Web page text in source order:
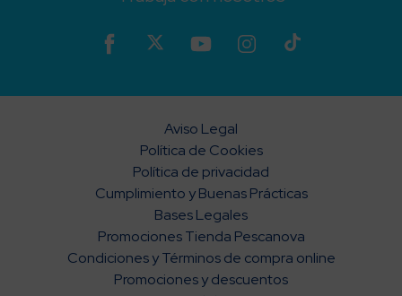
Aviso Legal
Política de Cookies
Política de privacidad
Cumplimiento y Buenas Prácticas
Bases Legales
Promociones Tienda Pescanova
Condiciones y Términos de compra online
Promociones y descuentos